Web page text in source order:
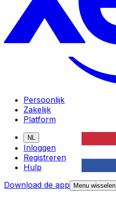
Persoonlijk
Zakelijk
Platform
NL
Inloggen
Registreren
Hulp
Download de app
Menu wisselen